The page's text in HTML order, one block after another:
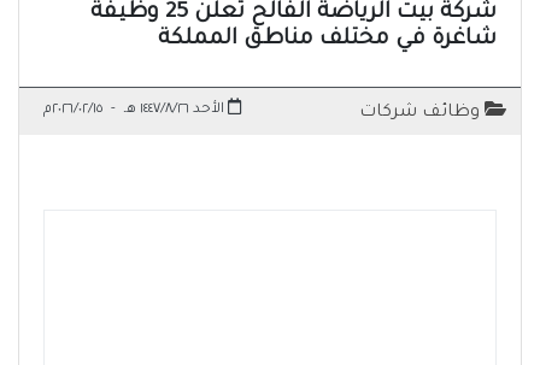
شركة بيت الرياضة الفالح تعلن 25 وظيفة
شاغرة في مختلف مناطق المملكة
وظائف شركات الأحد ١٤٤٧/٨/٢٦ هـ - ٢٠٢٦/٠٢/١٥م